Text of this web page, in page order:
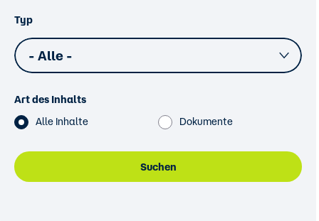
Typ
- Alle -
Art des Inhalts
Alle Inhalte
Dokumente
Suchen